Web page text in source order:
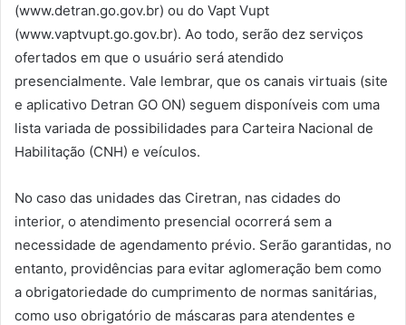
(www.detran.go.gov.br) ou do Vapt Vupt
(www.vaptvupt.go.gov.br). Ao todo, serão dez serviços
ofertados em que o usuário será atendido
presencialmente. Vale lembrar, que os canais virtuais (site
e aplicativo Detran GO ON) seguem disponíveis com uma
lista variada de possibilidades para Carteira Nacional de
Habilitação (CNH) e veículos.
No caso das unidades das Ciretran, nas cidades do
interior, o atendimento presencial ocorrerá sem a
necessidade de agendamento prévio. Serão garantidas, no
entanto, providências para evitar aglomeração bem como
a obrigatoriedade do cumprimento de normas sanitárias,
como uso obrigatório de máscaras para atendentes e